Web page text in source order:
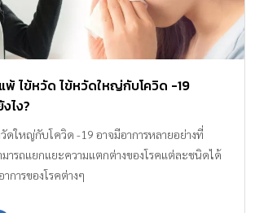
พ้ ไข้หวัด ไข้หวัดใหญ่กับโควิด -19
ไง?
ดใหญ่กับโควิด -19 อาจมีอาการหลายอย่างที่
มารถแยกแยะความแตกต่างของโรคแต่ละชนิดได้
การของโรคต่างๆ